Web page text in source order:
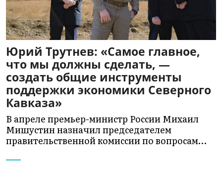
Юрий Трутнев: «Самое главное,
что мы должны сделать, —
создать общие инструменты
поддержки экономики Северного
Кавказа»
В апреле премьер-министр России Михаил
Мишустин назначил председателем
правительственной комиссии по вопросам…